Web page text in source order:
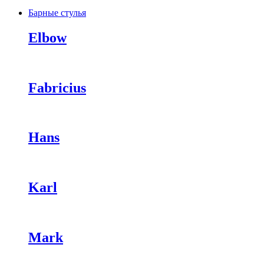
Барные стулья
Elbow
Fabricius
Hans
Karl
Mark